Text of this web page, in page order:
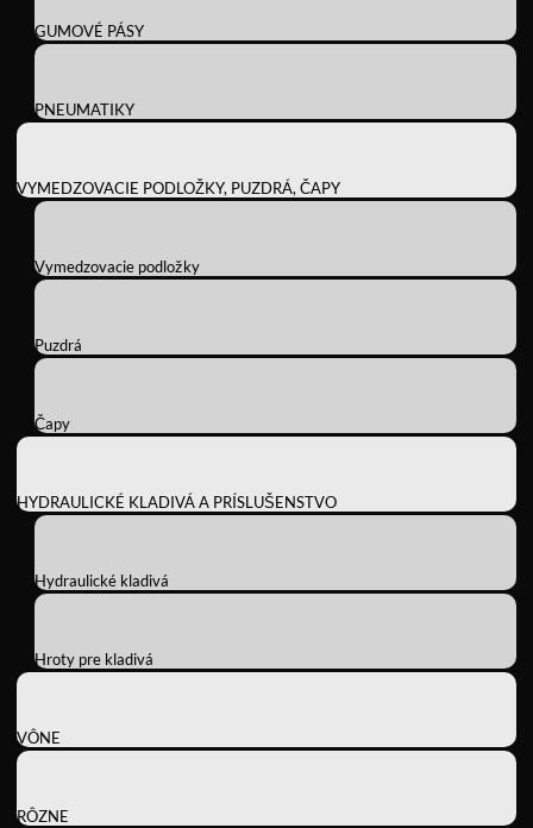
GUMOVÉ PÁSY
PNEUMATIKY
VYMEDZOVACIE PODLOŽKY, PUZDRÁ, ČAPY
Vymedzovacie podložky
Puzdrá
Čapy
HYDRAULICKÉ KLADIVÁ A PRÍSLUŠENSTVO
Hydraulické kladivá
Hroty pre kladivá
VÔNE
RÔZNE